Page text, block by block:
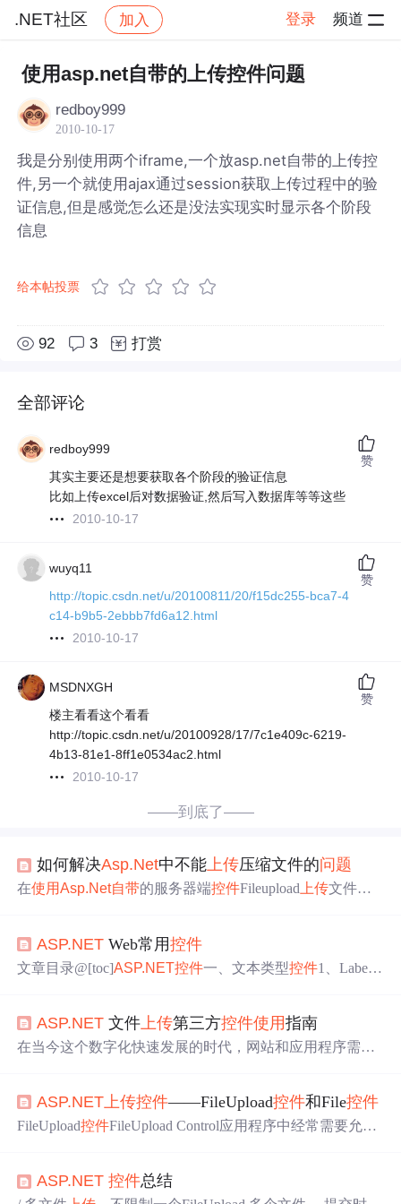
.NET社区 加入 登录 频道
社区 .NET社区 帖子详情
使用asp.net自带的上传控件问题
redboy999
2010-10-17
我是分别使用两个iframe,一个放asp.net自带的上传控
件,另一个就使用ajax通过session获取上传过程中的验
证信息,但是感觉怎么还是没法实现实时显示各个阶段
信息
给本帖投票
92 3 打赏
全部评论
redboy999
其实主要还是想要获取各个阶段的验证信息
比如上传excel后对数据验证,然后写入数据库等等这些
2010-10-17
赞
wuyq11
http://topic.csdn.net/u/20100811/20/f15dc255-bca7-4
c14-b9b5-2ebbb7fd6a12.html
2010-10-17
赞
MSDNXGH
楼主看看这个看看
http://topic.csdn.net/u/20100928/17/7c1e409c-6219-
4b13-81e1-8ff1e0534ac2.html
2010-10-17
赞
——到底了——
如何解决Asp.Net中不能上传压缩文件的问题
在使用Asp.Net自带的服务器端控件Fileupload 上传文件
ASP.NET Web常用控件
文章目录@[toc]ASP.NET控件一、文本类型控件1、Label
改文本内容所触发的事情二、按钮类型控件1、Button
（1）单击事件（2）OnCilentClick事件（3）简单应用——
ASP.NET 文件 上传第三方控件使用指南
在当今这个数字化快速发展的时代，网站和应用程序需要
器，从而支持包括文档共享、图片上传、视频上传等多种
在线交互活动。文件上传 功能的设计与实现涉及到前端用
为后续章节中深入探讨第三方文件
装、使用和优化打下基础。
ASP.NET 上传控件——FileUpload控件和File控件
FileUpload控件FileUpload Control应用程序中经常需要允许
更简单。该控件让用户更容易地浏览和选择用于
件，它包含一个浏览按钮和用于输入文件名的文本框。只
ASP.NET 控件总结